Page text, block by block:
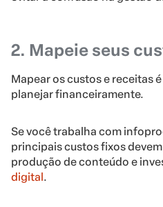
2. Mapeie seus
Mapear os custos e receitas
planejar financeiramente.
Se você trabalha com
principais custos fixos
produção de conteúdo e
digital .